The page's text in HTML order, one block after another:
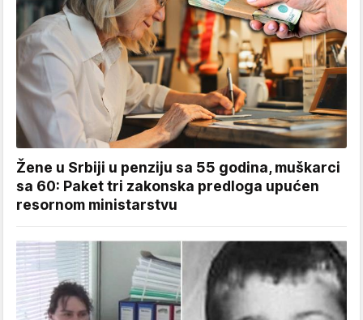
Žene u Srbiji u penziju sa 55 godina, muškarci
sa 60: Paket tri zakonska predloga upućen
resornom ministarstvu